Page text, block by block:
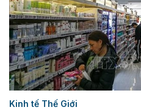
Kinh tế Thế Giới